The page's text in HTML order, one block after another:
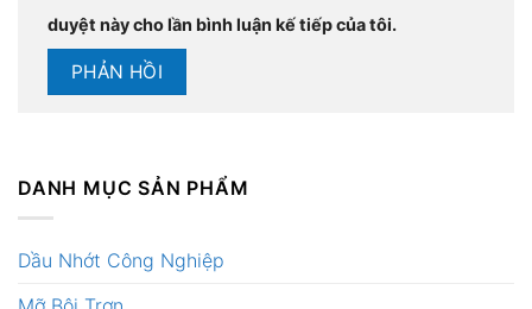
duyệt này cho lần bình luận kế tiếp của tôi.
DANH MỤC SẢN PHẨM
Dầu Nhớt Công Nghiệp